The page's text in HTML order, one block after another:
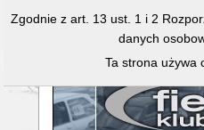
Zgodnie z art. 13 ust. 1 i 2
danych
Ta strona używa